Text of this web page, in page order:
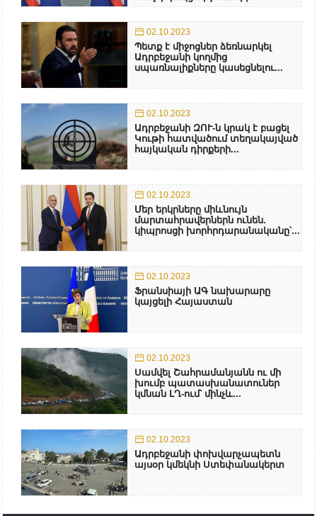
02.10.2023
Պետք է միջոցներ ձեռնարկել
Ադրբեջանի կողմից
սպառնալիքները կասեցնելու...
02.10.2023
Ադրբեջանի ԶՈՒ-ն կրակ է բացել
Կութի հատվածում տեղակայված
հայկական դիրքերի...
02.10.2023
Մեր երկրները միևնույն
մարտահրավերներն ունեն.
կիպրոսցի խորհրդարանականը՝...
02.10.2023
Ֆրանսիայի ԱԳ նախարարը
կայցելի Հայաստան
02.10.2023
Սամվել Շահրամանյանն ու մի
խումբ պատասխանատուներ
կմնան ԼՂ-ում՝ մինչև...
02.10.2023
Ադրբեջանի փոխվարչապետն
այսօր կմեկնի Ստեփանակերտ